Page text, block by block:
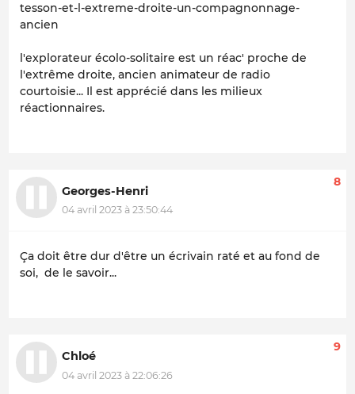
tesson-et-l-extreme-droite-un-compagnonnage-
ancien
l'explorateur écolo-solitaire est un réac' proche de
l'extrême droite, ancien animateur de radio
courtoisie... Il est apprécié dans les milieux
réactionnaires.
Georges-Henri
04 avril 2023 à 23:50:44
8
Ça doit être dur d'être un écrivain raté et au fond de
soi, de le savoir...
Chloé
04 avril 2023 à 22:06:26
9